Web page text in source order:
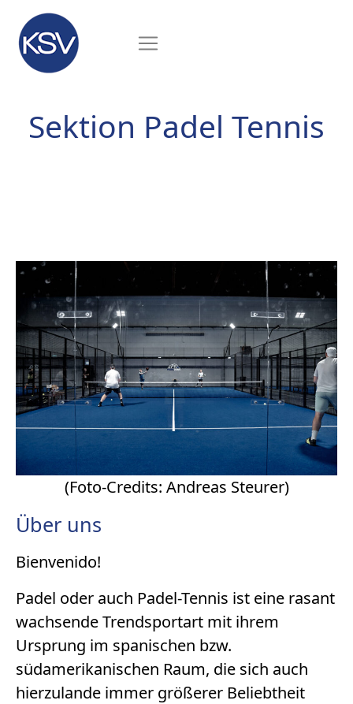
Sektion Padel Tennis
(Foto-Credits: Andreas Steurer)
Über uns
Bienvenido!
Padel oder auch Padel-Tennis ist eine rasant
wachsende Trendsportart mit ihrem
Ursprung im spanischen bzw.
südamerikanischen Raum, die sich auch
hierzulande immer größerer Beliebtheit